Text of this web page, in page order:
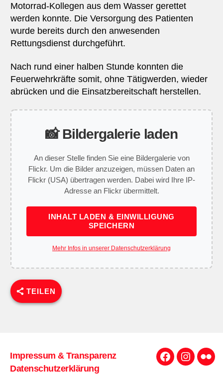
Motorrad-Kollegen aus dem Wasser gerettet
werden konnte. Die Versorgung des Patienten
wurde bereits durch den anwesenden
Rettungsdienst durchgeführt.
Nach rund einer halben Stunde konnten die
Feuerwehrkräfte somit, ohne Tätigwerden, wieder
abrücken und die Einsatzbereitschaft herstellen.
📸 Bildergalerie laden
An dieser Stelle finden Sie eine Bildergalerie von
Flickr. Um die Bilder anzuzeigen, müssen Daten an
Flickr (USA) übertragen werden. Dabei wird Ihre IP-
Adresse an Flickr übermittelt.
INHALT LADEN & EINWILLIGUNG
SPEICHERN
Mehr Infos in unserer Datenschutzerklärung
TEILEN
Impressum & Transparenz
Datenschutzerklärung
Facebook